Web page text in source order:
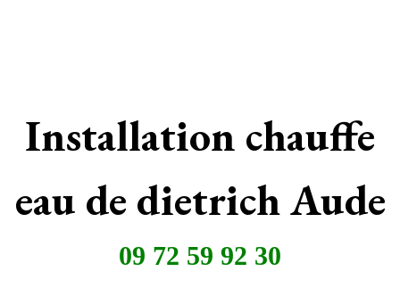
Installation chauffe
eau de dietrich Aude
09 72 59 92 30